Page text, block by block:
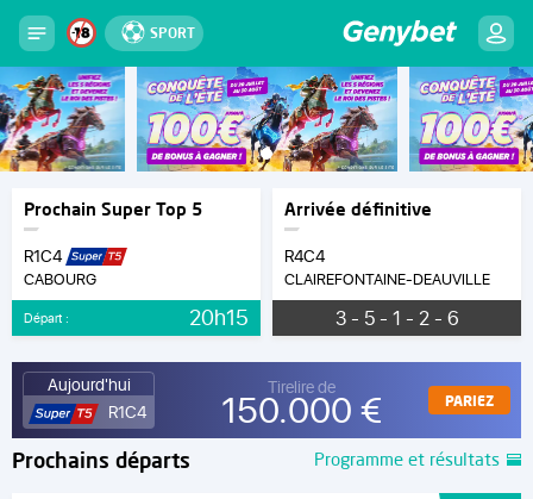
SPORT
Prochain Super Top 5
R1C4
CABOURG
Départ : 20h15
Arrivée définitive
R4C4
CLAIREFONTAINE-DEAUVILLE
3 - 5 - 1 - 2 - 6
Aujourd'hui
R1C4
Tirelire de
150.000 € PARIEZ
Prochains départs Programme et résultats